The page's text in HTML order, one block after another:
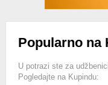
Popularno na
U potrazi ste za
Pogledajte na Kupindu: